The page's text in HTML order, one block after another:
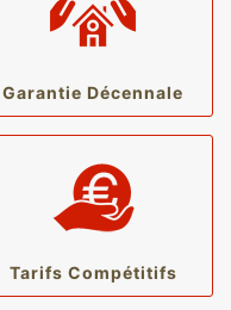
Garantie Décennale
Tarifs Compétitifs